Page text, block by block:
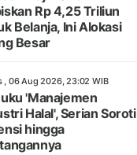
Rp 4,25 Triliun
Belanja, Ini Alokasi
Besar
, 06 Aug 2026, 23:02 WIB
'Manajemen
Halal', Serian Soroti
hingga